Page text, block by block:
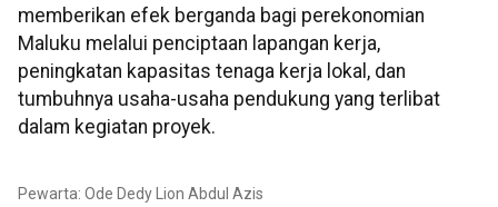
memberikan efek berganda bagi perekonomian
Maluku melalui penciptaan lapangan kerja,
peningkatan kapasitas tenaga kerja lokal, dan
tumbuhnya usaha-usaha pendukung yang terlibat
dalam kegiatan proyek.
Pewarta: Ode Dedy Lion Abdul Azis